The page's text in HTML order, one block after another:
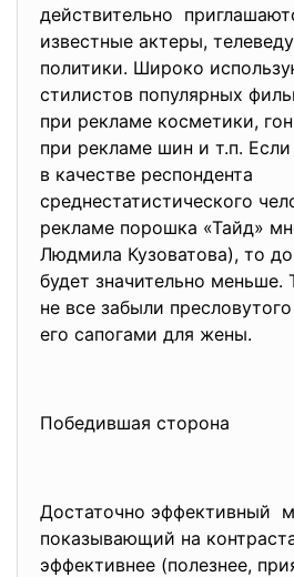
действительно
известные актеры,
политики. Широко
стилистов популярных
при рекламе косметики,
при рекламе шин и т.п.
в качестве респондента
среднестатистического
рекламе порошка «Тайд»
Людмила Кузоватова), то
будет значительно
не все забыли
его сапогами для жены.
Победившая сторона
Достаточно эффективный
показывающий на
эффективнее (полезнее,